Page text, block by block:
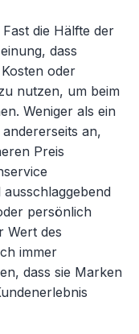
die Hälfte der
dass
oder
nutzen, um beim
Weniger als ein
an,
Preis
persönlich
Wert des
immer
dass sie Marken